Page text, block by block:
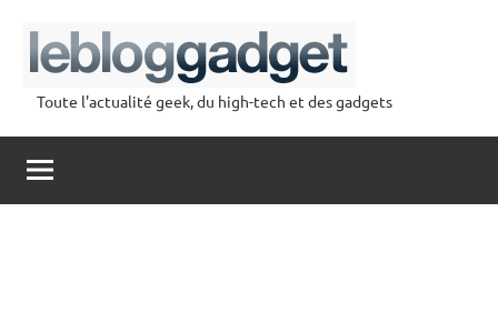
contenu
lebloggadget
Toute l'actualité geek, du high-tech et des gadgets